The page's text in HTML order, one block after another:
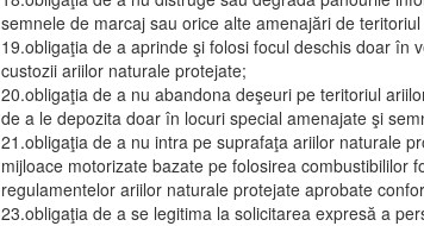
semnele de marcaj sau orice alte amenajări de
19.obligaţia de a aprinde şi folosi focul deschis doar în
custozii ariilor naturale protejate;
20.obligaţia de a nu abandona deşeuri pe teritoriul
de a le depozita doar în locuri special amenajate şi
21.obligaţia de a nu intra pe suprafaţa ariilor naturale
mijloace motorizate bazate pe folosirea combustibililor
regulamentelor ariilor naturale protejate aprobate
23.obligaţia de a se legitima la solicitarea expresă a